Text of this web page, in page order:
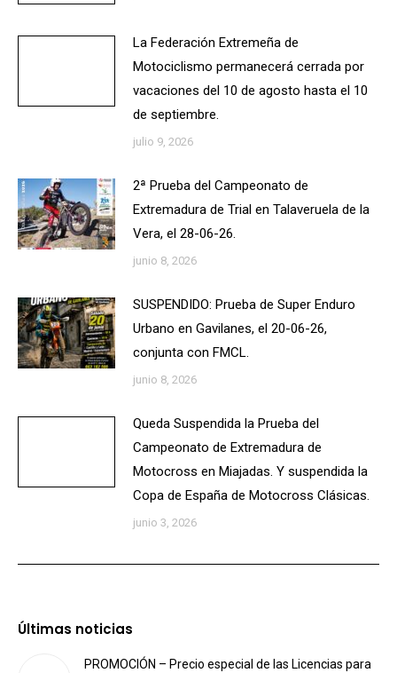
La Federación Extremeña de
Motociclismo permanecerá cerrada por
vacaciones del 10 de agosto hasta el 10
de septiembre.
julio 9, 2026
2ª Prueba del Campeonato de
Extremadura de Trial en Talaveruela de la
Vera, el 28-06-26.
junio 8, 2026
SUSPENDIDO: Prueba de Super Enduro
Urbano en Gavilanes, el 20-06-26,
conjunta con FMCL.
junio 8, 2026
Queda Suspendida la Prueba del
Campeonato de Extremadura de
Motocross en Miajadas. Y suspendida la
Copa de España de Motocross Clásicas.
junio 3, 2026
Últimas noticias
PROMOCIÓN – Precio especial de las Licencias para